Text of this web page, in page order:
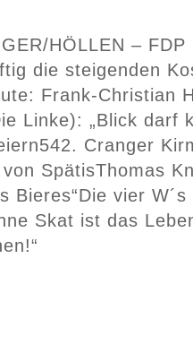
HÖLLEN –
die steigenden
Frank-Christian
Linke): „Blick darf
542. Cranger
SpätisThomas
Bieres“Die vier
Skat ist das